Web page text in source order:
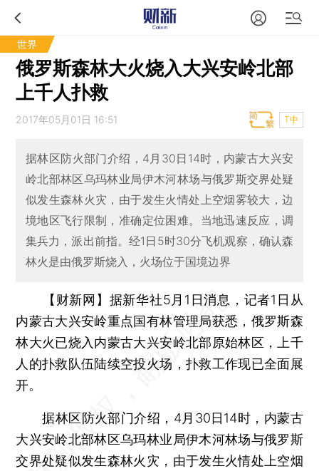
世界
俄罗斯森林大火烧入大兴安岭北部
上千人扑救
2017年05月01日 16:51 T中
据林区防火部门介绍，4月30日14时，内蒙古大兴安
岭北部林区乌玛林业局伊木河林场与俄罗斯交界处疑
似发生森林火灾，由于发生火情处上空烟雾较大，边
境地区飞行限制，准确定位困难。当地迅速反应，调
集兵力，派出前指。经1日5时30分飞机观察，确认森
林火是由俄罗斯烧入，火场位于国境边界
【财新网】 据新华社5月1日消息，记者1日从
内蒙古大兴安岭重点国有林管理局获悉，俄罗斯森
林大火已烧入内蒙古大兴安岭北部原始林区，上千
人的扑救队伍陆续空投火场，扑救工作现已全面展
开。
据林区防火部门介绍，4月30日14时，内蒙古
大兴安岭北部林区乌玛林业局伊木河林场与俄罗斯
交界处疑似发生森林火灾，由于发生火情处上空烟